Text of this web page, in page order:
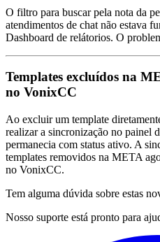
O filtro para buscar pela nota da
atendimentos de chat não estava
Dashboard de relátorios. O
Templates excluídos na
no VonixCC
Ao excluir um template
realizar a sincronização no painel
permanecia com status ativo. A
templates removidos na META
no VonixCC.
Tem alguma dúvida sobre estas
Nosso suporte está pronto para